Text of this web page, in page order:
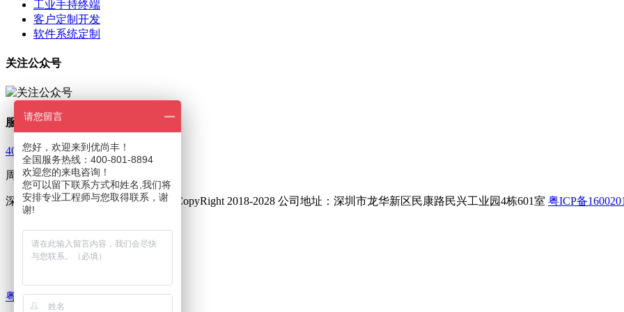
工业手持终端
客户定制开发
软件系统定制
关注公众号
服务热线
400-801-8894
周一至周五 9：00—18：00
深圳市优尚丰通讯设备有限公司 © CopyRight 2018-2028 公司地址：深圳市龙华新区民康路民兴工业园4栋601室 粤ICP备
三防手机
三防对讲手机
粤ICP备16002014号
请您留言
您好，欢迎来到优尚丰！
全国服务热线：400-801-8894
欢迎您的来电咨询！
您可以留下联系方式和姓名,我们将
安排专业工程师与您取得联系，谢
谢!